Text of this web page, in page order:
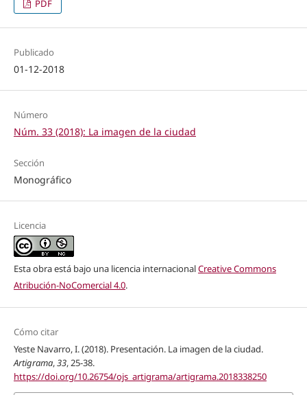
PDF
Publicado
01-12-2018
Número
Núm. 33 (2018): La imagen de la ciudad
Sección
Monográfico
Licencia
Esta obra está bajo una licencia internacionalCreative Commons
Atribución-NoComercial 4.0.
Cómo citar
Yeste Navarro, I. (2018). Presentación. La imagen de la ciudad.
Artigrama,33, 25-38.
https://doi.org/10.26754/ojs_artigrama/artigrama.2018338250